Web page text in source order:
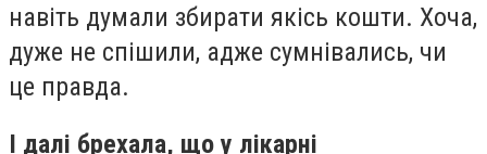
навіть думали збирати якісь кошти. Хоча,
дуже не спішили, адже сумнівались, чи
це правда.
І далі брехала, що у лікарні